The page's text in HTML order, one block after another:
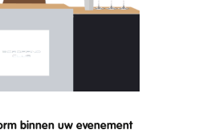
binnen uw evenement